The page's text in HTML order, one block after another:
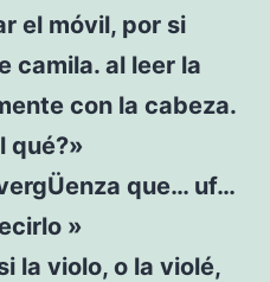
el móvil, por si
camila. al leer la
con la cabeza.
qué?»
que… uf…
»
la violo, o la violé,